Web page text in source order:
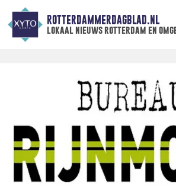
ROTTERDAMMERDAGBLAD.NL
lokaal nieuws rotterdam en